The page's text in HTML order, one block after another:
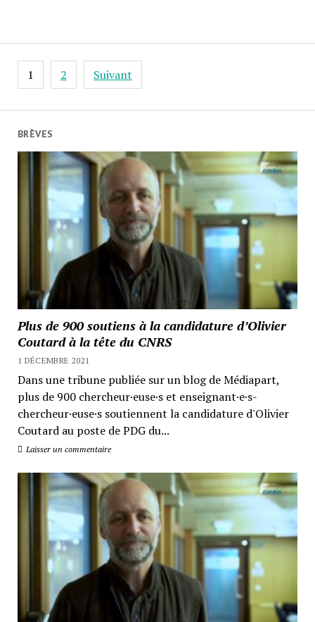
BRÈVES
Plus de 900 soutiens à la candidature d’Olivier
Coutard à la tête du CNRS
1 DÉCEMBRE 2021
Dans une tribune publiée sur un blog de Médiapart,
plus de 900 chercheur·euse·s et enseignant·e·s-
chercheur·euse·s soutiennent la candidature d'Olivier
Coutard au poste de PDG du...
Laisser un commentaire
Pagination
des
1 2 Suivant